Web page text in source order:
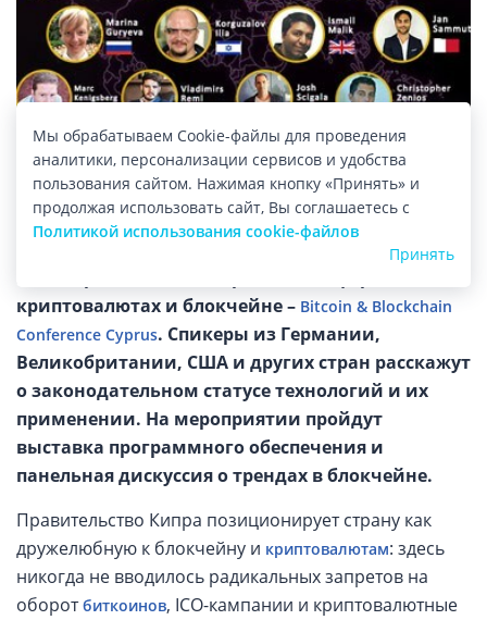
Изображение: mainfin.ru
криптовалютах и блокчейне – Bitcoin & Blockchain
Conference Cyprus. Спикеры из Германии,
Великобритании, США и других стран расскажут
о законодательном статусе технологий и их
применении. На мероприятии пройдут
выставка программного обеспечения и
панельная дискуссия о трендах в блокчейне.
Правительство Кипра позиционирует страну как
дружелюбную к блокчейну и криптовалютам: здесь
никогда не вводилось радикальных запретов на
оборотбиткоинов, ICO-кампании и криптовалютные
Мы обрабатываем Cookie-файлы для проведения
аналитики, персонализации сервисов и удобства
пользования сайтом. Нажимая кнопку «Принять» и
продолжая использовать сайт, Вы соглашаетесь с
Политикой использования cookie-файлов
Принять